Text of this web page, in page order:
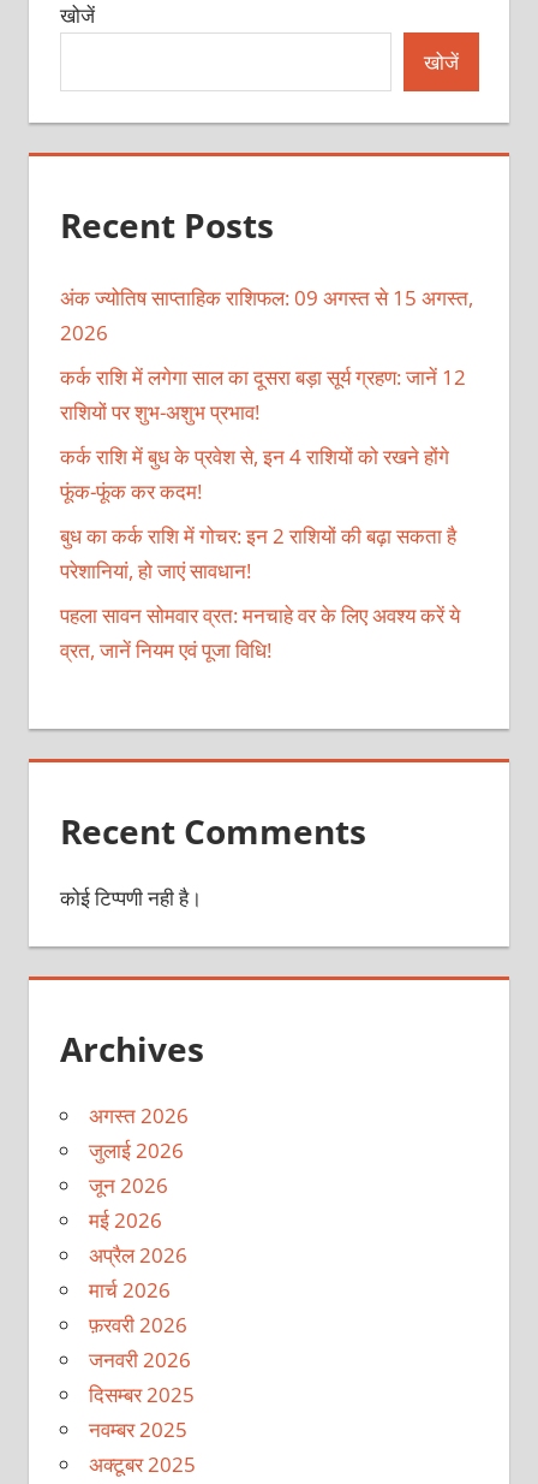
खोजें
खोजें
Recent Posts
अंक ज्योतिष साप्ताहिक राशिफल: 09 अगस्त से 15 अगस्त,
2026
कर्क राशि में लगेगा साल का दूसरा बड़ा सूर्य ग्रहण: जानें 12
राशियों पर शुभ-अशुभ प्रभाव!
कर्क राशि में बुध के प्रवेश से, इन 4 राशियों को रखने होंगे
फूंक-फूंक कर कदम!
बुध का कर्क राशि में गोचर: इन 2 राशियों की बढ़ा सकता है
परेशानियां, हो जाएं सावधान!
पहला सावन सोमवार व्रत: मनचाहे वर के लिए अवश्य करें ये
व्रत, जानें नियम एवं पूजा विधि!
Recent Comments
कोई टिप्पणी नही है।
Archives
अगस्त 2026
जुलाई 2026
जून 2026
मई 2026
अप्रैल 2026
मार्च 2026
फ़रवरी 2026
जनवरी 2026
दिसम्बर 2025
नवम्बर 2025
अक्टूबर 2025